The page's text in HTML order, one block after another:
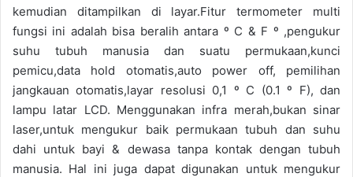
kemudian ditampilkan di layar.Fitur termometer multi
fungsi ini adalah bisa beralih antara º C & F º ,pengukur
suhu tubuh manusia dan suatu permukaan,kunci
pemicu,data hold otomatis,auto power off, pemilihan
jangkauan otomatis,layar resolusi 0,1 º C (0.1 º F), dan
lampu latar LCD. Menggunakan infra merah,bukan sinar
laser,untuk mengukur baik permukaan tubuh dan suhu
dahi untuk bayi & dewasa tanpa kontak dengan tubuh
manusia. Hal ini juga dapat digunakan untuk mengukur